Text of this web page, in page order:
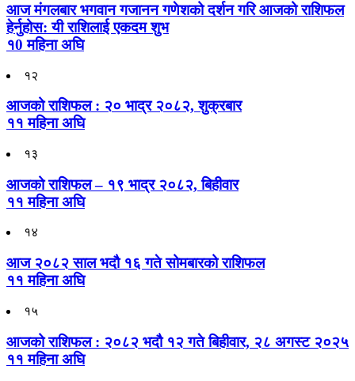
आज मंगलबार भगवान गजानन गणेशको दर्शन गरि आजको राशिफल
हेर्नुहोस: यी राशिलाई एकदम शुभ
१0 महिना अघि
१२
आजको राशिफल : २० भाद्र २०८२, शुक्रबार
११ महिना अघि
१३
आजको राशिफल – १९ भाद्र २०८२, बिहीवार
११ महिना अघि
१४
आज २०८२ साल भदौ १६ गते सोमबारको राशिफल
११ महिना अघि
१५
आजको राशिफल : २०८२ भदौ १२ गते बिहीवार, २८ अगस्ट २०२५
११ महिना अघि